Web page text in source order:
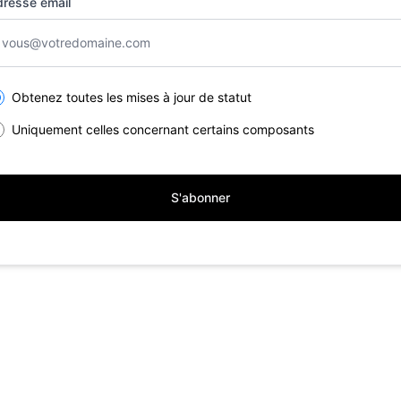
the components you want to receive updates for
Obtenez toutes les mises à jour de statut
Uniquement celles concernant certains composants
S'abonner